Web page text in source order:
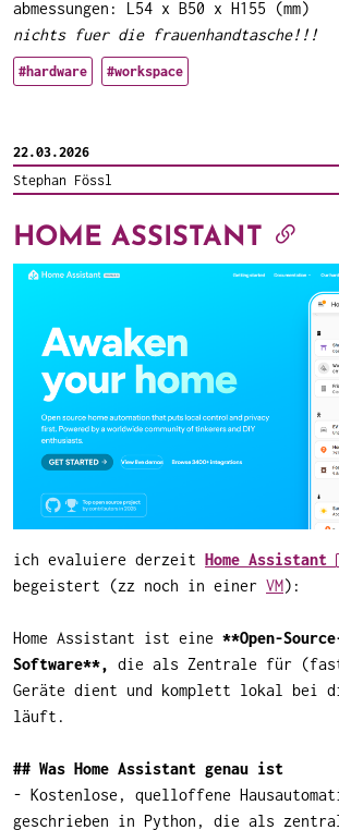
abmessungen: L54 x B50 x H155 (mm)
nichts fuer die frauenhandtasche!!!
#hardware #workspace
22.03.2026
Stephan Fössl
HOME ASSISTANT
ich evaluiere derzeit Home Assistant
begeistert (zz noch in einer VM):
Home Assistant ist eine **Open-
Software**,
die als Zentrale für
Geräte dient und komplett lokal bei
läuft.
## Was Home Assistant genau ist
- Kostenlose, quelloffene
geschrieben in Python, die als